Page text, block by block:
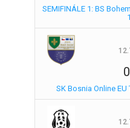
SEMIFINÁLE 1: BS
0
SK Bosnia Online